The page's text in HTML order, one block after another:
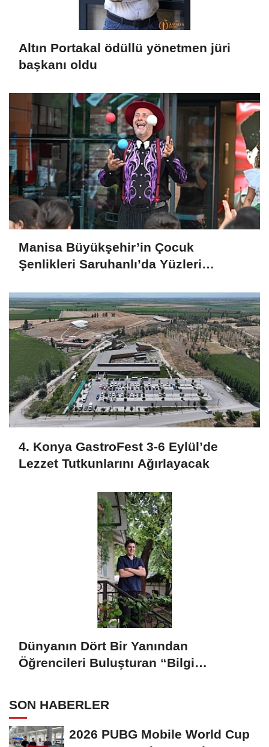
Altın Portakal ödüllü yönetmen jüri
başkanı oldu
Manisa Büyükşehir’in Çocuk
Şenlikleri Saruhanlı’da Yüzleri
4. Konya GastroFest 3-6 Eylül’de
Lezzet Tutkunlarını Ağırlayacak
Dünyanın Dört Bir Yanından
Öğrencileri Buluşturan “Bilgi
SON HABERLER
2026 PUBG Mobile World Cup